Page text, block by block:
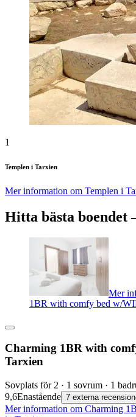
1
Templen i Tarxien
Mer information om Templen i
Hitta bästa boendet
Mer
1BR with comfy bed w/
Charming 1BR with
Tarxien
Sovplats för 2 · 1 sovrum · 1
9,6Enastående 7 externa
Mer information om Charming